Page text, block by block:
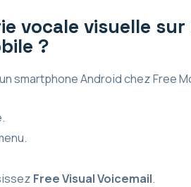
vocale visuelle
?
smartphone Android chez Free
Free Visual Voicemail.